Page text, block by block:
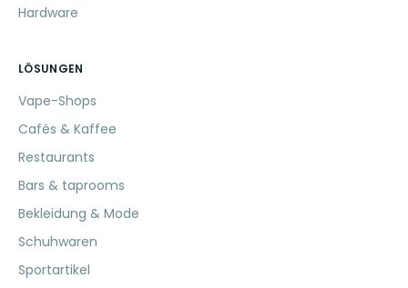
Hardware
LÖSUNGEN
Vape-Shops
Cafés & Kaffee
Restaurants
Bars & taprooms
Bekleidung & Mode
Schuhwaren
Sportartikel